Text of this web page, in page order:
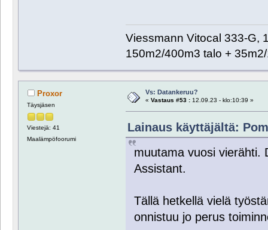
Viessmann Vitocal 333-G,
150m2/400m3 talo +
Proxor
Täysjäsen
Viestejä: 41
Maalämpöfoorumi
Vs: Datankeruu?
« Vastaus #53 :12.09.23 - klo:10:39 »
Lainaus käyttäjältä:
muutama vuosi vierähti.
Assistant.
Tällä hetkellä vielä
onnistuu jo perus